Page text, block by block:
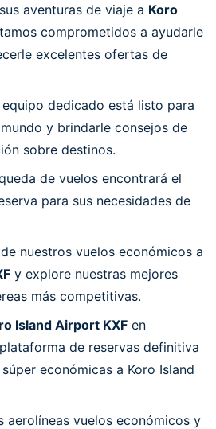
aventuras de viaje a Koro
comprometidos a ayudarle
excelentes ofertas de
equipo dedicado está listo para
y brindarle consejos de
sobre destinos.
de vuelos encontrará el
para sus necesidades de
nuestros vuelos económicos a
y explore nuestras mejores
más competitivas.
Island Airport KXF en
de reservas definitiva
económicas a Koro Island
aerolíneas vuelos económicos y